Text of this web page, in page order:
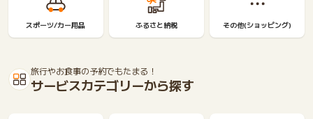
スポーツ/カー用品 ふるさと納税 その他(ショッピング)
旅行やお食事の予約でもたまる！
サービスカテゴリーから探す